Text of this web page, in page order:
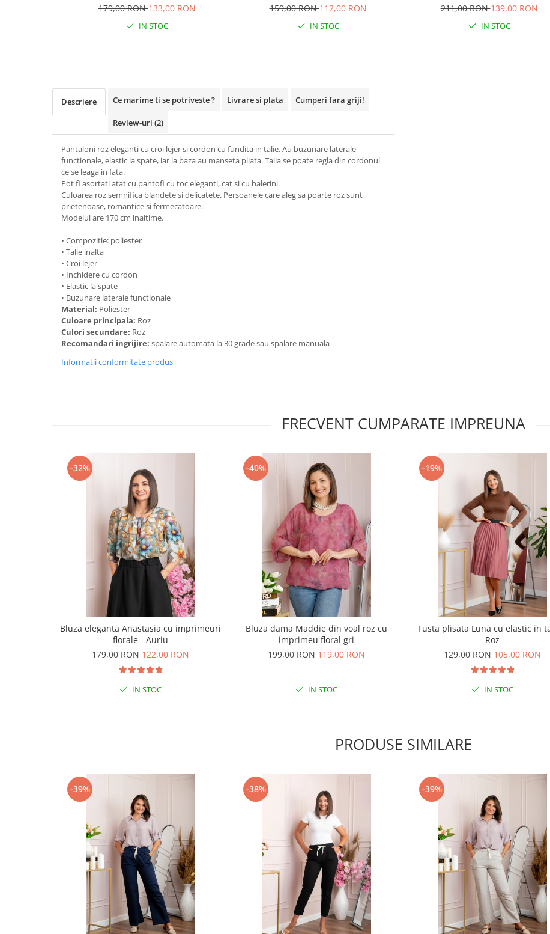
179,00 RON133,00 RON
IN STOC
159,00 RON112,00 RON
IN STOC
211,00 RON139,00 RON
IN STOC
Descriere Ce marime ti se potriveste ? Livrare si plata Cumperi fara griji!
Review-uri (2)
Pantaloni roz eleganti cu croi lejer si cordon cu fundita in talie. Au buzunare laterale
functionale, elastic la spate, iar la baza au manseta pliata. Talia se poate regla din cordonul
ce se leaga in fata.
Pot fi asortati atat cu pantofi cu toc eleganti, cat si cu balerini.
Culoarea roz semnifica blandete si delicatete. Persoanele care aleg sa poarte roz sunt
prietenoase, romantice si fermecatoare.
Modelul are 170 cm inaltime.
• Compozitie: poliester
• Talie inalta
• Croi lejer
• Inchidere cu cordon
• Elastic la spate
• Buzunare laterale functionale
Material: Poliester
Culoare principala: Roz
Culori secundare: Roz
Recomandari ingrijire: spalare automata la 30 grade sau spalare manuala
Informatii conformitate produs
FRECVENT CUMPARATE IMPREUNA
-32%
Bluza eleganta Anastasia cu imprimeuri
florale - Auriu
179,00 RON122,00 RON
IN STOC
-40%
Bluza dama Maddie din voal roz cu
imprimeu floral gri
199,00 RON119,00 RON
IN STOC
-19%
Fusta plisata Luna cu elastic in
Roz
129,00 RON105,00 RON
IN STOC
PRODUSE SIMILARE
-39% -38% -39%